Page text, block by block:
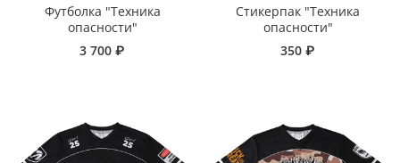
Футболка "Техника
опасности"
3 700 ₽
Стикерпак "Техника
опасности"
350 ₽